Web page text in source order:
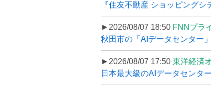
『住友不動産 ショッピング
►2026/08/07 18:50 FNNプラ
秋田市の「AIデータセンター
►2026/08/07 17:50 東洋経済
日本最大級のAIデータセンタ